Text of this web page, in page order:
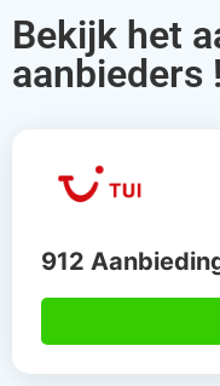
Bekijk het
aanbieders !
912